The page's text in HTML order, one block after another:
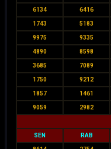
6134 6416
1743 5183
9975 9335
4890 8598
3685 7089
1750 9212
1857 1461
9059 2982
SEN RAB